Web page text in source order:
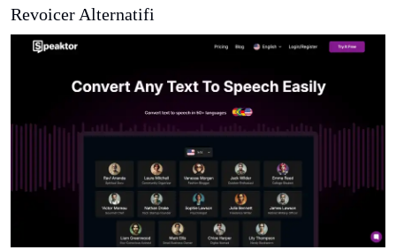
Revoicer Alternatifi